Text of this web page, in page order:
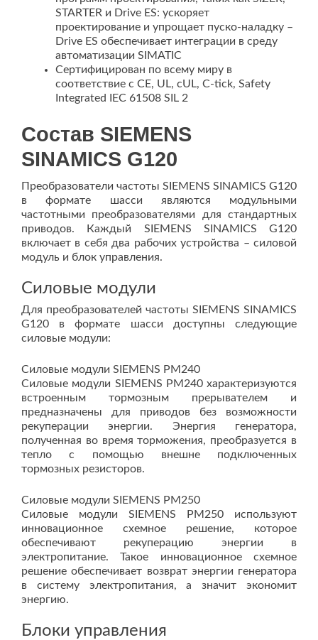
STARTER и Drive ES: ускоряет
проектирование и упрощает пуско-наладку –
Drive ES обеспечивает интеграции в среду
автоматизации SIMATIC
Сертифицирован по всему миру в
соответствие с CE, UL, cUL, C-tick, Safety
Integrated IEC 61508 SIL 2
Состав SIEMENS
SINAMICS G120
Преобразователи частоты SIEMENS SINAMICS G120
в формате шасси являются модульными
частотными преобразователями для стандартных
приводов. Каждый SIEMENS SINAMICS G120
включает в себя два рабочих устройства – силовой
модуль и блок управления.
Силовые модули
Для преобразователей частоты SIEMENS SINAMICS
G120 в формате шасси доступны следующие
силовые модули:
Силовые модули SIEMENS PM240
Силовые модули SIEMENS PM240 характеризуются
встроенным тормозным прерывателем и
предназначены для приводов без возможности
рекуперации энергии. Энергия генератора,
полученная во время торможения, преобразуется в
тепло с помощью внешне подключенных
тормозных резисторов.
Силовые модули SIEMENS PM250
Силовые модули SIEMENS PM250 используют
инновационное схемное решение, которое
обеспечивают рекуперацию энергии в
электропитание. Такое инновационное схемное
решение обеспечивает возврат энергии генератора
в систему электропитания, а значит экономит
энергию.
Блоки управления